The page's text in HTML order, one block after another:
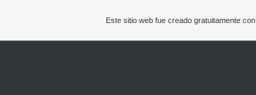
Este sitio web fue creado gratuitamente con